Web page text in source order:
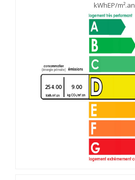
kWhEP/m².an
254.00 9.00